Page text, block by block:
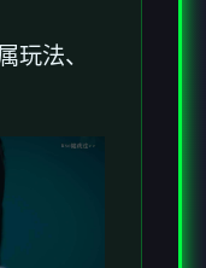
玩法、